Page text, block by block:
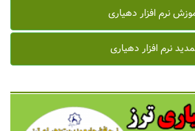
نرم افزار دهیاری
نرم افزار دهیاری